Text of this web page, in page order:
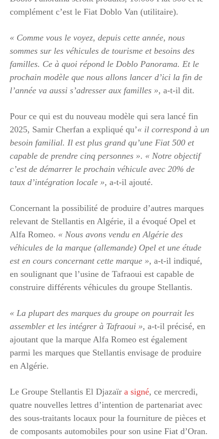
complément c’est le Fiat Doblo Van (utilitaire).
« Comme vous le voyez, depuis cette année, nous
sommes sur les véhicules de tourisme et besoins des
familles. Ce à quoi répond le Doblo Panorama. Et le
prochain modèle que nous allons lancer d’ici la fin de
l’année va aussi s’adresser aux familles », a-t-il dit.
Pour ce qui est du nouveau modèle qui sera lancé fin
2025, Samir Cherfan a expliqué qu’« il correspond à un
besoin familial. Il est plus grand qu’une Fiat 500 et
capable de prendre cinq personnes ». « Notre objectif
c’est de démarrer le prochain véhicule avec 20% de
taux d’intégration locale », a-t-il ajouté.
Concernant la possibilité de produire d’autres marques
relevant de Stellantis en Algérie, il a évoqué Opel et
Alfa Romeo. « Nous avons vendu en Algérie des
véhicules de la marque (allemande) Opel et une étude
est en cours concernant cette marque », a-t-il indiqué,
en soulignant que l’usine de Tafraoui est capable de
construire différents véhicules du groupe Stellantis.
« La plupart des marques du groupe on pourrait les
assembler et les intégrer à Tafraoui », a-t-il précisé, en
ajoutant que la marque Alfa Romeo est également
parmi les marques que Stellantis envisage de produire
en Algérie.
Le Groupe Stellantis El Djazaïr a signé, ce mercredi,
quatre nouvelles lettres d’intention de partenariat avec
des sous-traitants locaux pour la fourniture de pièces et
de composants automobiles pour son usine Fiat d’Oran.